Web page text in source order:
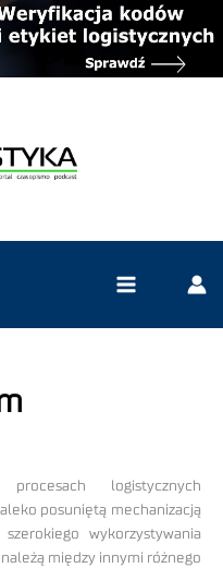
logistycznych
posuniętą mechanizacją
wykorzystywania
między innymi różnego